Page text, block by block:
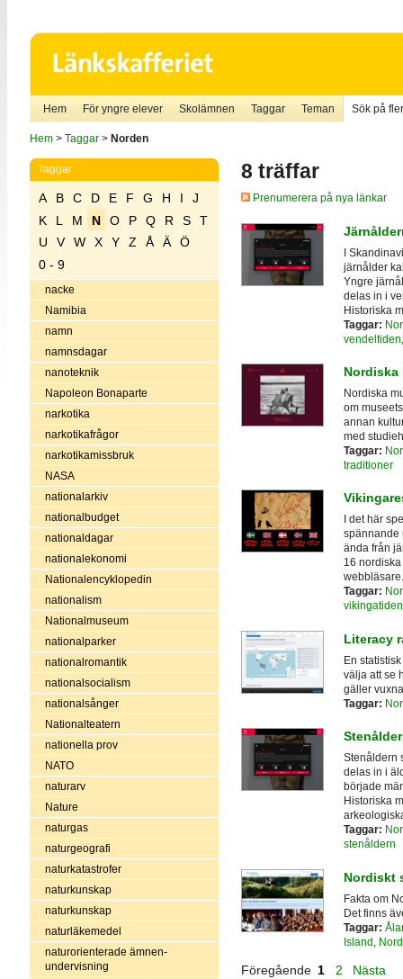
Hem För yngre elever Skolämnen Taggar Teman Sök på
Hem> Taggar> Norden
Taggar
A B C D E F G H I
J
K
L M N O P Q R S
T
U
V W X Y Z Å Ä
Ö
0 - 9
nacke
Namibia
namn
namnsdagar
nanoteknik
Napoleon Bonaparte
narkotika
narkotikafrågor
narkotikamissbruk
NASA
nationalarkiv
nationalbudget
nationaldagar
nationalekonomi
Nationalencyklopedin
nationalism
Nationalmuseum
nationalparker
nationalromantik
nationalsocialism
nationalsånger
Nationalteatern
nationella prov
NATO
naturarv
Nature
naturgas
naturgeografi
naturkatastrofer
naturkunskap
naturkunskap
naturläkemedel
naturorienterade ämnen-
undervisning
8 träffar
Prenumerera på nya länkar
I
järnålder
Yngre
delas in i
Historiska
Taggar:
vendeltiden
Nordiska
Nordiska
om
annan
med
Taggar:
traditioner
I det här
spännande
ända från
16
webbläsare.
Taggar:
vikingatiden
Literacy
En
välja att se
gäller
Taggar:
Stenåldern
delas in i
började
Historiska
Taggar:
stenåldern
Nordiskt
Fakta om
Det finns
Taggar:
Island
Föregående 1 2 Nästa